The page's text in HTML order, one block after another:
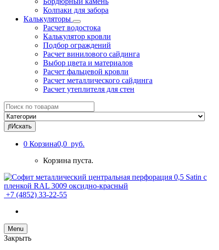
Колпаки для забора
Калькуляторы
Расчет водостока
Калькулятор кровли
Подбор ограждений
Расчет винилового сайдинга
Выбор цвета и материалов
Расчет фальцевой кровли
Расчет металлического сайдинга
Расчет утеплителя для стен
Search
for:
Искать
0 Корзина0,0 руб.
Корзина пуста.
+7 (4852) 33-22-55
Menu
Закрыть